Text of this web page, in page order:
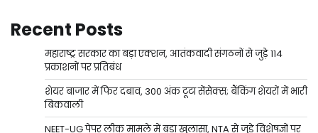
Recent Posts
महाराष्ट्र सरकार का बड़ा एक्शन, आतंकवादी संगठनों से जुड़े 114
प्रकाशनों पर प्रतिबंध
शेयर बाजार में फिर दबाव, 300 अंक टूटा सेंसेक्स; बैंकिंग शेयरों में भारी
बिकवाली
NEET-UG पेपर लीक मामले में बड़ा खुलासा, NTA से जुड़े विशेषज्ञों पर